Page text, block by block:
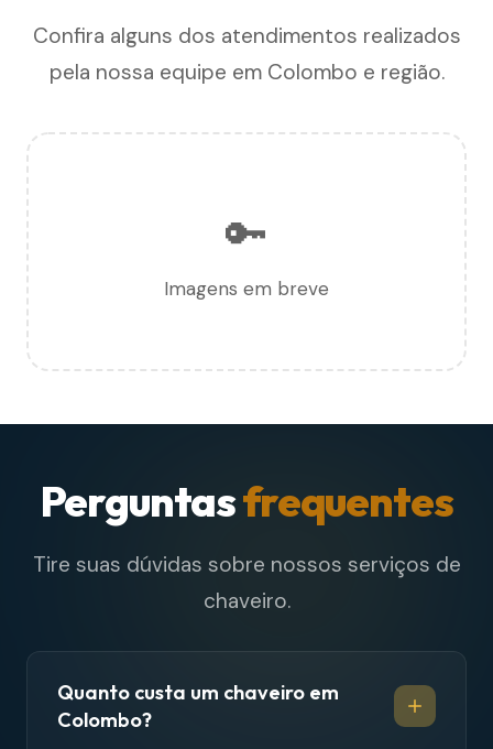
Confira alguns dos atendimentos realizados
pela nossa equipe em Colombo e região.
🔑
Imagens em breve
Perguntasfrequentes
Tire suas dúvidas sobre nossos serviços de
chaveiro.
Quanto custa um chaveiro em
Colombo?